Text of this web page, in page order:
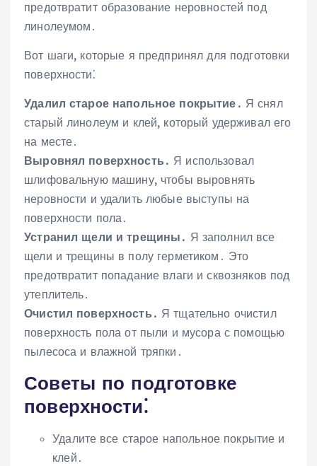
предотвратит образование неровностей под
линолеумом․
Вот шаги, которые я предпринял для подготовки
поверхности⁚
Удалил старое напольное покрытие․ Я снял
старый линолеум и клей, который удерживал его
на месте․
Выровнял поверхность․ Я использовал
шлифовальную машину, чтобы выровнять
неровности и удалить любые выступы на
поверхности пола․
Устранил щели и трещины․ Я заполнил все
щели и трещины в полу герметиком․ Это
предотвратит попадание влаги и сквозняков под
утеплитель․
Очистил поверхность․ Я тщательно очистил
поверхность пола от пыли и мусора с помощью
пылесоса и влажной тряпки․
Советы по подготовке
поверхности⁚
Удалите все старое напольное покрытие и
клей․